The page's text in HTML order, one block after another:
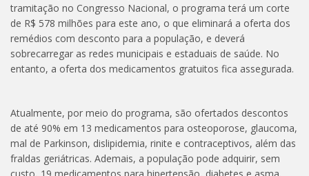
tramitação no Congresso Nacional, o programa terá um corte
de R$ 578 milhões para este ano, o que eliminará a oferta dos
remédios com desconto para a população, e deverá
sobrecarregar as redes municipais e estaduais de saúde. No
entanto, a oferta dos medicamentos gratuitos fica assegurada.
Atualmente, por meio do programa, são ofertados descontos
de até 90% em 13 medicamentos para osteoporose, glaucoma,
mal de Parkinson, dislipidemia, rinite e contraceptivos, além das
fraldas geriátricas. Ademais, a população pode adquirir, sem